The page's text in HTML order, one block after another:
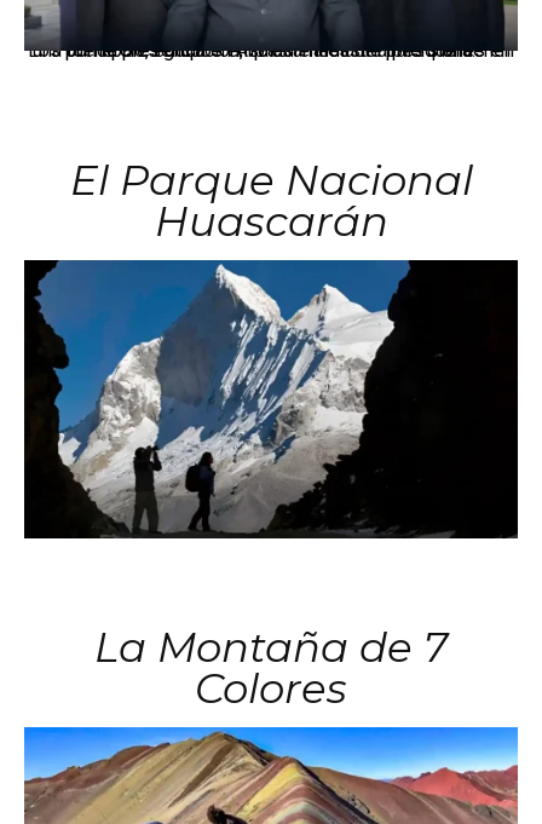
Los principales grupos empresariales del país mantienen una fuerte presencia en Áncash mediante inversiones en comercio, educación, salud e industria pesquera.
El Parque Nacional
Huascarán
La Montaña de 7
Colores